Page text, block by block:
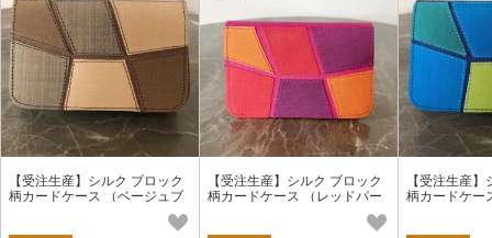
【受注生産】シルク ブロック
柄カードケース （ベージュブ
【受注生産】シルク ブロック
柄カードケース （レッドパー
【受注生産
柄カードケー